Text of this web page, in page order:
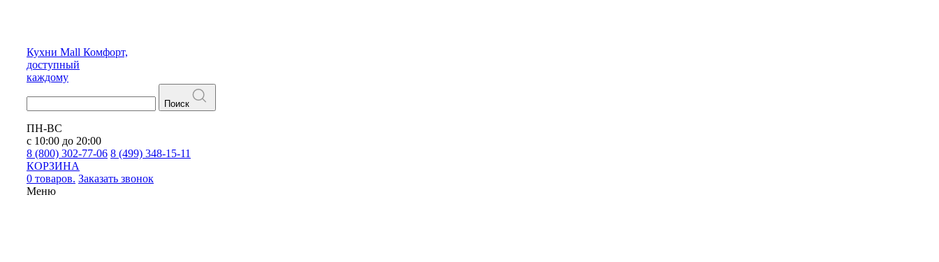
Кухни Mall Комфорт,
доступный
каждому
Поиск
ПН-ВС
с 10:00 до 20:00
8 (800) 302-77-06 8 (499) 348-15-11
КОРЗИНА
0 товаров. Заказать звонок
Меню